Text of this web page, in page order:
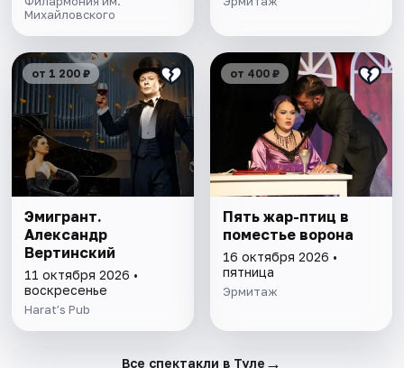
Михайловского
от 1 200 ₽
Эмигрант.
Александр
Вертинский
11 октября 2026 •
воскресенье
Harat’s Pub
от 400 ₽
Пять жар-птиц в
поместье ворона
16 октября 2026 •
пятница
Эрмитаж
Все спектакли в Туле →